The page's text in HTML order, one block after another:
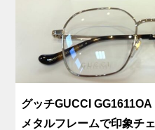
グッチGUCCI
メタルフレームで印象チ